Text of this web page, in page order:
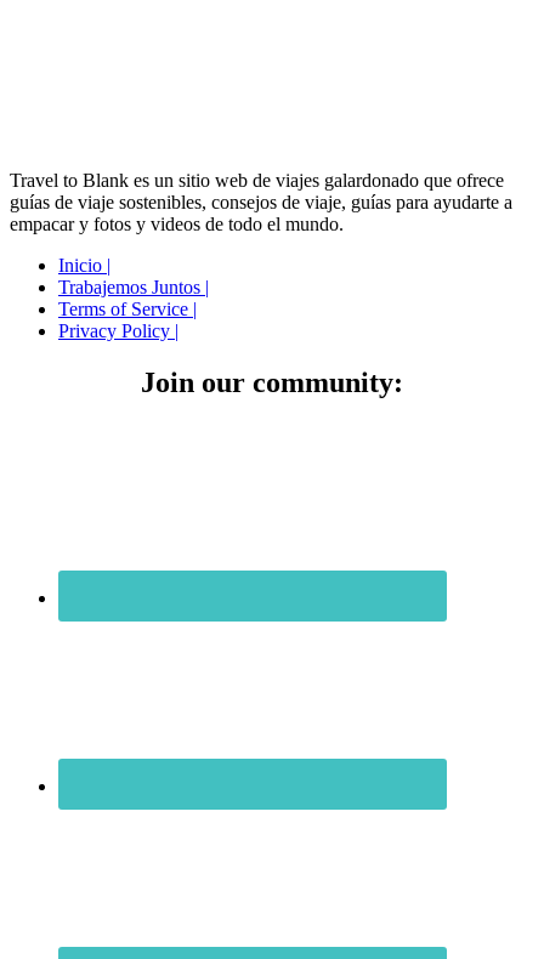
Travel to Blank es un sitio web de viajes galardonado que ofrece
guías de viaje sostenibles, consejos de viaje, guías para ayudarte a
empacar y fotos y videos de todo el mundo.
Inicio |
Trabajemos Juntos |
Terms of Service |
Privacy Policy |
Join our community: